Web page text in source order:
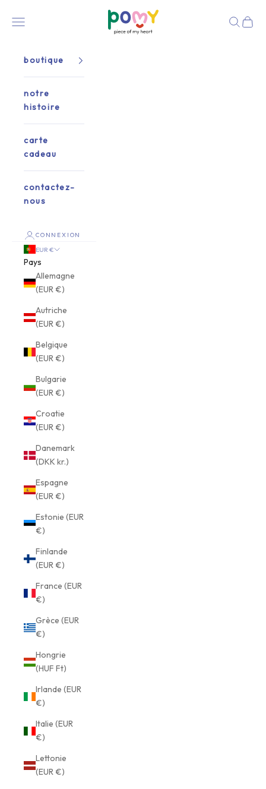
Pomy Heart
Menu Panier
boutique
notre
histoire
carte
cadeau
contactez-
nous
CONNEXION
EUR €
Pays
Allemagne
(EUR €)
Autriche
(EUR €)
Belgique
(EUR €)
Bulgarie
(EUR €)
Croatie
(EUR €)
Danemark
(DKK kr.)
Espagne
(EUR €)
Estonie (EUR
€)
Finlande
(EUR €)
France (EUR
€)
Grèce (EUR
€)
Hongrie
(HUF Ft)
Irlande (EUR
€)
Italie (EUR
€)
Lettonie
(EUR €)